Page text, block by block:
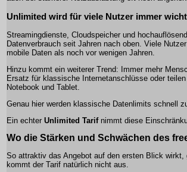
Unlimited wird für viele Nutzer immer
Streamingdienste, Cloudspeicher und
Datenverbrauch seit Jahren nach oben. Viele
mobile Daten als noch vor wenigen Jahren.
Hinzu kommt ein weiterer Trend: Immer mehr
Ersatz für klassische Internetanschlüsse oder
Notebook und Tablet.
Genau hier werden klassische Datenlimits schnell
Ein echter Unlimited Tarifnimmt diese
Wo die Stärken und Schwächen des
So attraktiv das Angebot auf den ersten Blick wirkt,
kommt der Tarif natürlich nicht aus.